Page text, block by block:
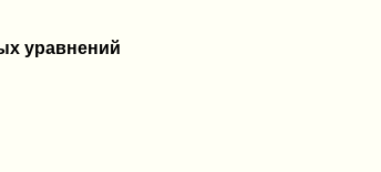
уравнений